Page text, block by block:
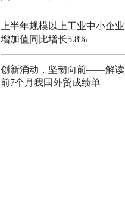
上半年规模以上工业中小企业
增加值同比增长5.8%
创新涌动，坚韧向前——解读
前7个月我国外贸成绩单